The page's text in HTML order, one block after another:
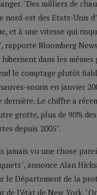
"Des milliers de
nord-est des Etats-Unis
et à une vitesse qui
rapporte Bloomberg
dans les
le comptage plutôt
souris en janvier
dernière. Le chiffre a
grotte, plus de 90%
depuis 2005".
jamais vu une chose
annonce Alan
le Département de la
de l’état de New York.